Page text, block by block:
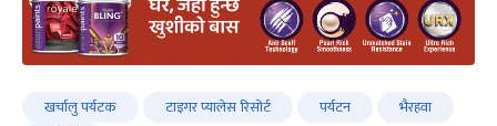
खर्चालु पर्यटक टाइगर प्यालेस रिसोर्ट पर्यटन
भैरहवा